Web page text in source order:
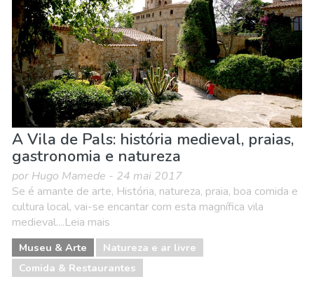
A Vila de Pals: história medieval, praias,
gastronomia e natureza
por Hugo Mamede - 24 mai 2017
Se é amante de arte, História, natureza, praia, boa comida e
cultura local, vai-se encantar com esta magnífica vila
medieval....Leia mais
Museu & Arte
Natureza e ar livre
Comida & Restaurantes